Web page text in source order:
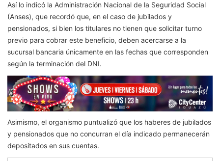
Así lo indicó la Administración Nacional de la Seguridad Social
(Anses), que recordó que, en el caso de jubilados y
pensionados, si bien los titulares no tienen que solicitar turno
previo para cobrar este beneficio, deben acercarse a la
sucursal bancaria únicamente en las fechas que corresponden
según la terminación del DNI.
Asimismo, el organismo puntualizó que los haberes de jubilados
y pensionados que no concurran el día indicado permanecerán
depositados en sus cuentas.